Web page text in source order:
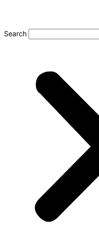
Search